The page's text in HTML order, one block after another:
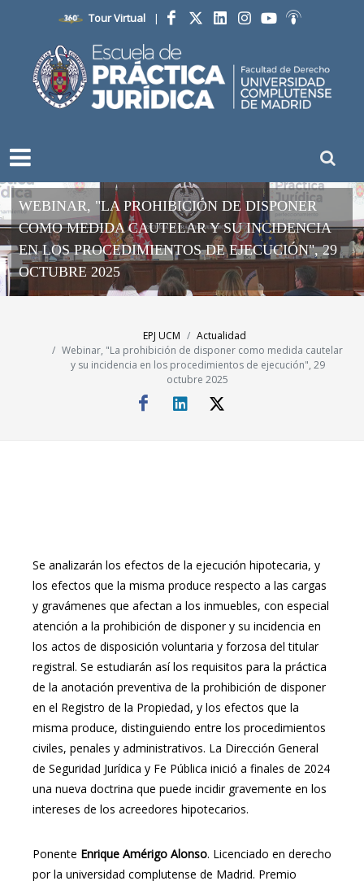
Tour Virtual |
Facebook
WEBINAR, "LA PROHIBICIÓN DE DISPONER
COMO MEDIDA CAUTELAR Y SU INCIDENCIA
EN LOS PROCEDIMIENTOS DE EJECUCIÓN", 29
OCTUBRE 2025
EPJ UCM
Actualidad
Webinar, "La prohibición de disponer como medida cautelar
y su incidencia en los procedimientos de ejecución", 29
octubre 2025
Se analizarán los efectos de la ejecución hipotecaria, y
los efectos que la misma produce respecto a las cargas
y gravámenes que afectan a los inmuebles, con especial
atención a la prohibición de disponer y su incidencia en
los actos de disposición voluntaria y forzosa del titular
registral. Se estudiarán así los requisitos para la práctica
de la anotación preventiva de la prohibición de disponer
en el Registro de la Propiedad, y los efectos que la
misma produce, distinguiendo entre los procedimientos
civiles, penales y administrativos. La Dirección General
de Seguridad Jurídica y Fe Pública inició a finales de 2024
una nueva doctrina que puede incidir gravemente en los
intereses de los acreedores hipotecarios.
Ponente Enrique Amérigo Alonso. Licenciado en derecho
por la universidad complutense de Madrid. Premio